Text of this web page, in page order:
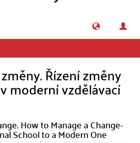
Řízení změny
moderní vzdělávací
How to Manage a Change-
School to a Modern One